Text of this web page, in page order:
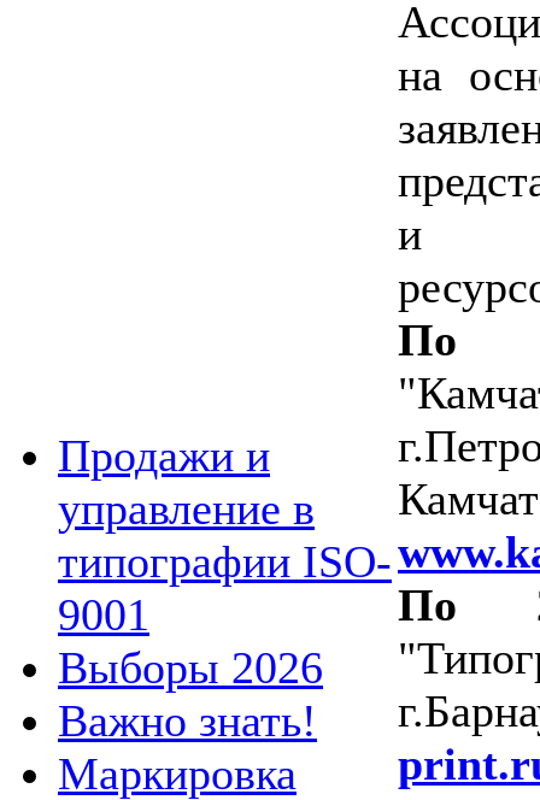
Продажи и
управление в
типографии ISO-
9001
Выборы 2026
Важно знать!
Маркировка
на
и
По
По